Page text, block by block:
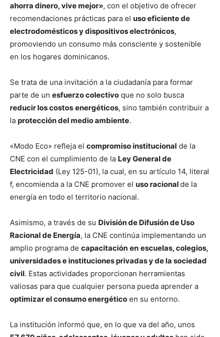
ahorra dinero, vive mejor», con el objetivo de ofrecer
recomendaciones prácticas para el uso eficiente de
electrodomésticos y dispositivos electrónicos,
promoviendo un consumo más consciente y sostenible
en los hogares dominicanos.
Se trata de una invitación a la ciudadanía para formar
parte de un esfuerzo colectivo que no solo busca
reducir los costos energéticos, sino también contribuir a
la protección del medio ambiente.
«Modo Eco» refleja el compromiso institucional de la
CNE con el cumplimiento de la Ley General de
Electricidad (Ley 125-01), la cual, en su artículo 14, literal
f, encomienda a la CNE promover el uso racionalde la
energía en todo el territorio nacional.
Asimismo, a través de su División de Difusión de Uso
Racional de Energía, la CNE continúa implementando un
amplio programa de capacitación en escuelas, colegios,
universidades e instituciones privadas y de la sociedad
civil. Estas actividades proporcionan herramientas
valiosas para que cualquier persona pueda aprender a
optimizar el consumo energético en su entorno.
La institución informó que, en lo que va del año, unos